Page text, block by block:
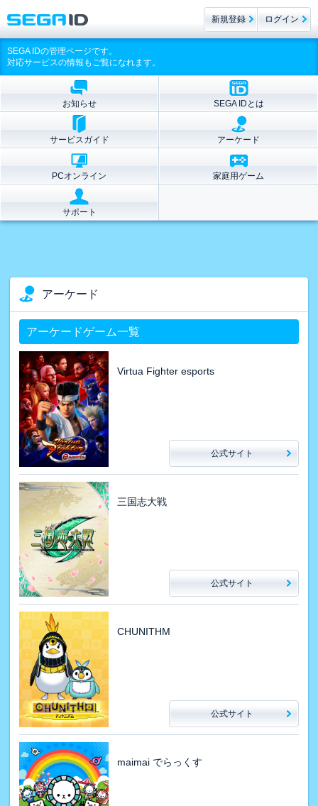
SEGA IDの管理ページです。
対応サービスの情報もご覧になれます。
お知らせ SEGA IDとは
サービスガイド アーケード
PCオンライン 家庭用ゲーム
サポート
アーケード
アーケードゲーム一覧
Virtua Fighter esports
公式サイト
三国志大戦
公式サイト
CHUNITHM
公式サイト
maimai でらっくす
新規登録 ログイン